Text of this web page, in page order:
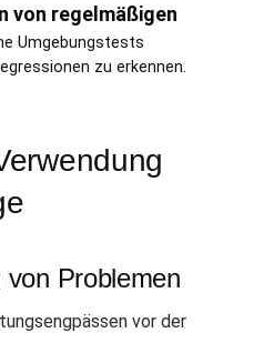
von regelmäßigen
Umgebungstests
zu erkennen.
von Problemen
vor der